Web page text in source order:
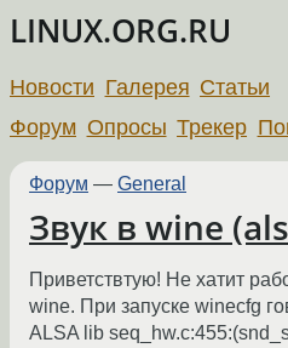
LINUX.ORG.RU
Новости Галерея Статьи
Форум Опросы Трекер
Форум — General
Звук в wine
Приветствтую! Не хатит
wine. При запуске winecfg
ALSA lib